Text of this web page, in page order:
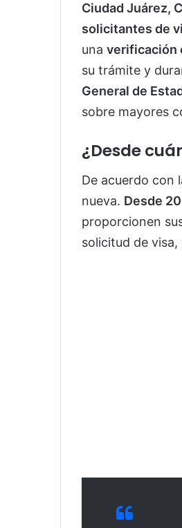
Ciudad Juárez,
solicitantes de
una verificación
su trámite y
General de
sobre mayores
¿Desde
De acuerdo con
nueva. Desde
proporcionen
solicitud de